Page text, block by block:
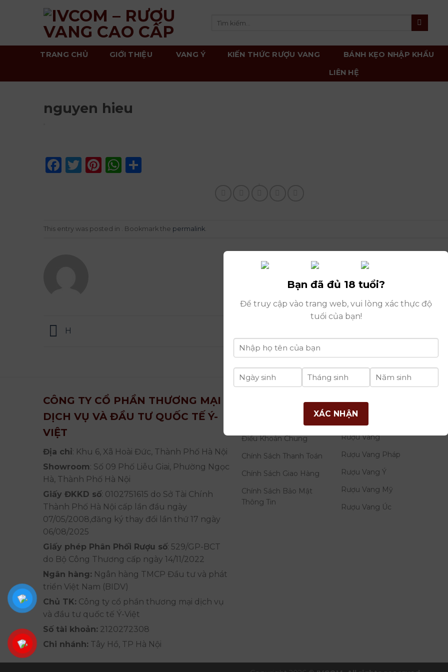
TRANG CHỦ GIỚI THIỆU VANG Ý KIẾN THỨC RƯỢU VANG BÁNH KẸO NHẬP KHẨU
LIÊN HỆ
nguyen hieu
Facebook
Twitter
Pinterest
WhatsApp
This entry was posted in . Bookmark the permalink
H
CÔNG TY CỔ PHẦN THƯƠNG MẠI
DỊCH VỤ VÀ ĐẦU TƯ QUỐC TẾ Ý-
VIỆT
Địa chỉ: Khu 6, Xã Hoài Đức, Thành Phố Hà Nội
Showroom: Số 09 Phố Liễu Giai, Phường Ngọc
Hà, Thành Phố Hà Nội
Giấy ĐKKD số: 0102751615 do Sở Tài Chính
Thành Phố Hà Nội cấp lần đầu ngày
07/05/2008,đăng ký thay đổi lần thứ 17 ngày
06/08/2025
Giấy phép Phân Phối Rượu số: 529/GP-BCT
do Bộ Công Thương cấp ngày 14/11/2022
Ngân hàng: Ngân hàng TMCP Đầu tư và phát
triển Việt Nam (BIDV)
Chủ TK: Công ty cổ phần thương mại dịch vụ
và đầu tư quốc tế Ý-Việt
Số tài khoản: 2120272308
Chi nhánh: Tây Hồ, TP Hà Nội
THÔNG TIN
Điều Khoản Chung
Chính Sách Thanh Toán
Chính Sách Giao Hàng
Chính Sách Bảo Mật
Thông Tin
DANH MỤC
RƯỢU
Rượu Vang
Rượu Vang Pháp
Rượu Vang Ý
Rượu Vang Mỹ
Rượu Vang Úc
Bạn đã đủ 18 tuổi?
Để truy cập vào trang web, vui lòng xác thực độ
tuổi của bạn!
XÁC NHẬN